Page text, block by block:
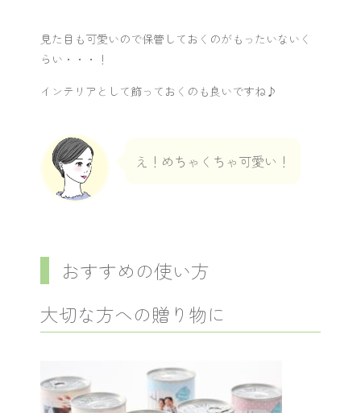
見た目も可愛いので保管しておくのがもったいないく
らい・・・！
インテリアとして飾っておくのも良いですね♪
え！めちゃくちゃ可愛い！
おすすめの使い方
大切な方への贈り物に